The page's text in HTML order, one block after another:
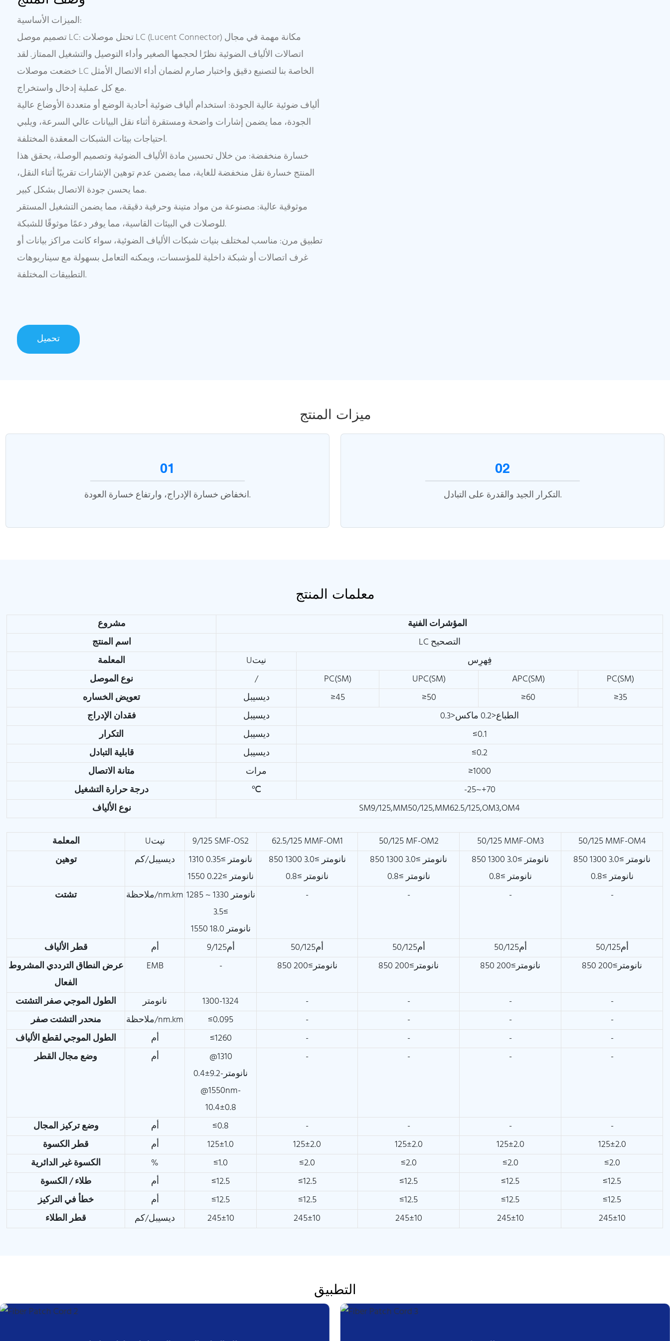
الميزات الأساسية:
تصميم موصل LC: تحتل موصلات LC (Lucent Connector) مكانة مهمة في مجال
اتصالات الألياف الضوئية نظرًا لحجمها الصغير وأداء التوصيل والتشغيل الممتاز. لقد
خضعت موصلات LC الخاصة بنا لتصنيع دقيق واختبار صارم لضمان أداء الاتصال الأمثل
مع كل عملية إدخال واستخراج.
ألياف ضوئية عالية الجودة: استخدام ألياف ضوئية أحادية الوضع أو متعددة الأوضاع عالية
الجودة، مما يضمن إشارات واضحة ومستقرة أثناء نقل البيانات عالي السرعة، ويلبي
احتياجات بيئات الشبكات المعقدة المختلفة.
خسارة منخفضة: من خلال تحسين مادة الألياف الضوئية وتصميم الوصلة، يحقق هذا
المنتج خسارة نقل منخفضة للغاية، مما يضمن عدم توهين الإشارات تقريبًا أثناء النقل،
مما يحسن جودة الاتصال بشكل كبير.
موثوقية عالية: مصنوعة من مواد متينة وحرفية دقيقة، مما يضمن التشغيل المستقر
للوصلات في البيئات القاسية، مما يوفر دعمًا موثوقًا للشبكة.
تطبيق مرن: مناسب لمختلف بنيات شبكات الألياف الضوئية، سواء كانت مراكز بيانات أو
غرف اتصالات أو شبكة داخلية للمؤسسات، ويمكنه التعامل بسهولة مع سيناريوهات
التطبيقات المختلفة.
تحميل
ميزات المنتج
01
انخفاض خسارة الإدراج، وارتفاع خسارة العودة.
02
التكرار الجيد والقدرة على التبادل.
معلمات المنتج
مشروع
اسم المنتج
LC التصحيح
المعلمة
Uنيت
فِهرِس
نوع الموصل
/ PC(SM) UPC(SM) APC(SM)
PC(SM)
تعويض الخساره
ديسيبل ≥45 ≥50 ≥60
≥35
فقدان الإدراج
ديسيبل
الطباع<0.2 ماكس<0.3
التكرار
ديسيبل
≤0.1
قابلية التبادل
ديسيبل
≤0.2
متانة الاتصال
مرات
≥1000
درجة حرارة التشغيل
℃
-25~+70
نوع الألياف
SM9/125,MM50/125,MM62.5/125,OM3,OM4
المعلمة Uنيت 9/125 SMF-OS2 62.5/125 MMF-OM1 50/125 MF-OM2 50/125 MMF-OM3
50/125 MMF-OM4
توهين
ديسيبل/كم
1310 نانومتر ≥0.35
1550 نانومتر ≥0.22
850 نانومتر ≥3.0 1300
نانومتر ≥0.8
850 نانومتر ≥3.0 1300
نانومتر ≥0.8
850 نانومتر ≥3.0 1300
نانومتر ≥0.8
850 نانومتر ≥3.0 1300
نانومتر ≥0.8
تشتت
ملاحظة/nm.km 1285 ~ 1330 نانومتر
≥3.5
1550 نانومتر 18.0
- - - -
قطر الألياف أم أم9/125 أم50/125 أم50/125 أم50/125
أم50/125
عرض النطاق الترددي المشروط
الفعال
EMB - 850 نانومتر≥200 850 نانومتر≥200 850 نانومتر≥200 850 نانومتر≥200
الطول الموجي صفر التشتت نانومتر 1300-1324 - - -
-
منحدر التشتت صفر
ملاحظة/nm.km ≤0.095 - - -
-
الطول الموجي لقطع الألياف
أم ≤1260 - - -
-
وضع مجال القطر
أم
@1310
نانومتر-9.2±0.4
@1550nm-
10.4±0.8
- - - -
وضع تركيز المجال أم ≤0.8 - - -
-
قطر الكسوة
أم 125±1.0 125±2.0 125±2.0 125±2.0
125±2.0
الكسوة غير الدائرية
% ≤1.0 ≤2.0 ≤2.0 ≤2.0
≤2.0
طلاء / الكسوة
أم ≤12.5 ≤12.5 ≤12.5 ≤12.5
≤12.5
خطأ في التركيز
أم ≤12.5 ≤12.5 ≤12.5 ≤12.5
≤12.5
قطر الطلاء
ديسيبل/كم 245±10 245±10 245±10 245±10 245±10
التطبيق